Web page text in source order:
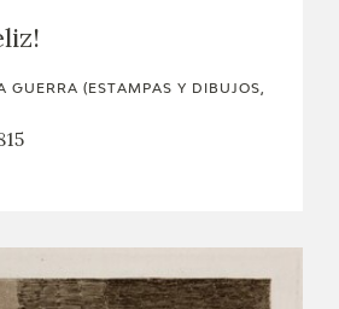
GUERRA (ESTAMPAS Y DIBUJOS,